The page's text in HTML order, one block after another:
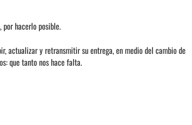
por hacerlo posible.
actualizar y retransmitir su entrega, en medio del cambio de
que tanto nos hace falta.